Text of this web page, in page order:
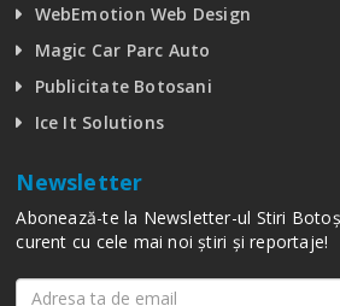
WebEmotion Web Design
Magic Car Parc Auto
Publicitate Botosani
Ice It Solutions
Newsletter
Abonează-te la Newsletter-ul Stiri
curent cu cele mai noi știri și reportaje!